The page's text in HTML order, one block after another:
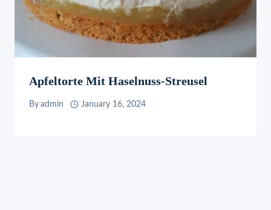
Apfeltorte Mit Haselnuss-Streusel
By admin January 16, 2024